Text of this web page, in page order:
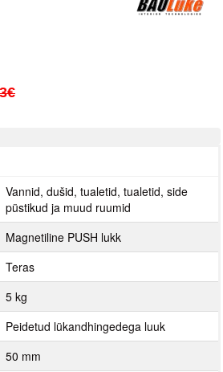
Vannid, dušid, tualetid, tualetid, side
püstikud ja muud ruumid
Magnetiline PUSH lukk
Teras
5 kg
Peidetud lükandhingedega luuk
50 mm